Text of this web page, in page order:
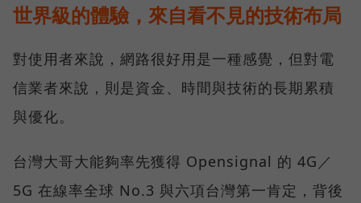
世界級的體驗，來自看不見的技術布局
對使用者來說，網路很好用是一種感覺，但對電
信業者來說，則是資金、時間與技術的長期累積
與優化。
台灣大哥大能夠率先獲得 Opensignal 的 4G／
5G 在線率全球 No.3 與六項台灣第一肯定，背後